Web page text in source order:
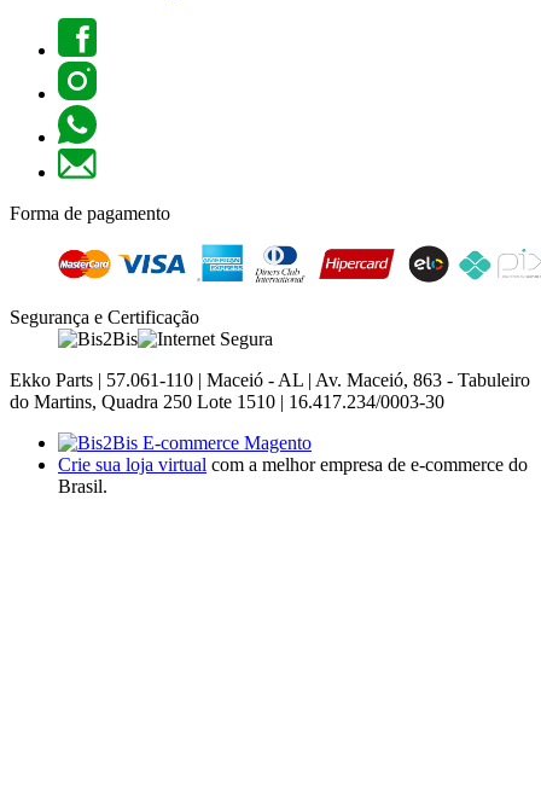
Forma de pagamento
Segurança e Certificação
Ekko Parts | 57.061-110 | Maceió - AL | Av. Maceió, 863 - Tabuleiro
do Martins, Quadra 250 Lote 1510 | 16.417.234/0003-30
Crie sua loja virtual com a melhor empresa de e-commerce do
Brasil.